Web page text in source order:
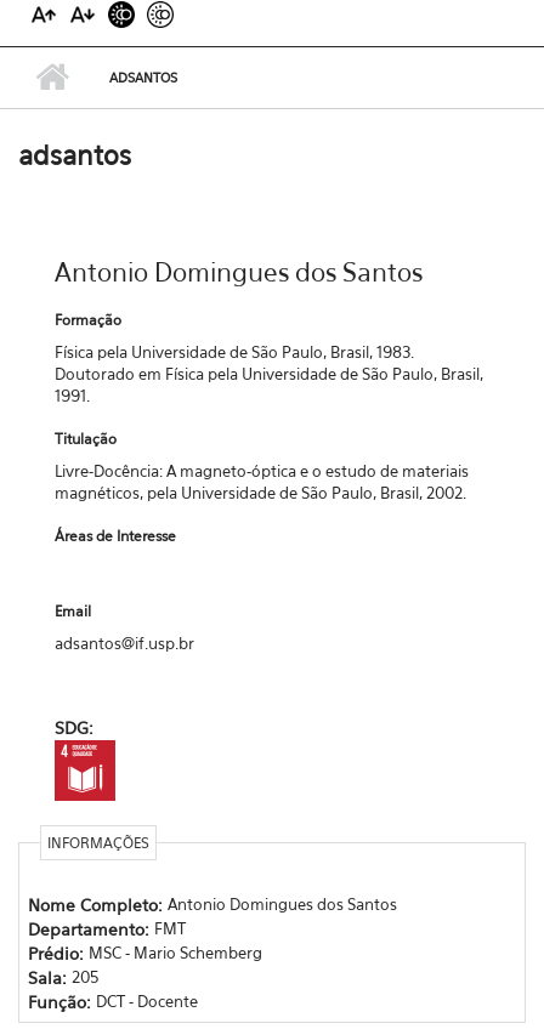
ADSANTOS
adsantos
Antonio Domingues dos Santos
Formação
Física pela Universidade de São Paulo, Brasil, 1983.
Doutorado em Física pela Universidade de São Paulo, Brasil,
1991.
Titulação
Livre-Docência: A magneto-óptica e o estudo de materiais
magnéticos, pela Universidade de São Paulo, Brasil, 2002.
Áreas de Interesse
Email
adsantos@if.usp.br
SDG:
INFORMAÇÕES
Nome Completo: Antonio Domingues dos Santos
Departamento: FMT
Prédio: MSC - Mario Schemberg
Sala: 205
Função: DCT - Docente